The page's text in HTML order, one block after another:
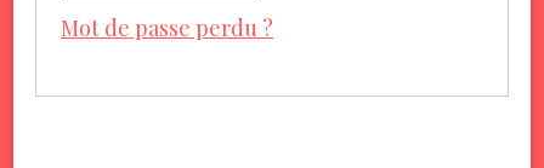
Mot de passe perdu ?